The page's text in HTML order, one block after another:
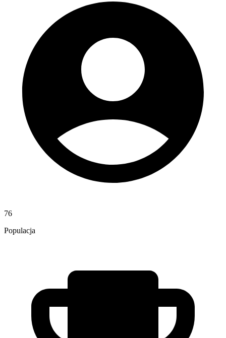
76
Populacja